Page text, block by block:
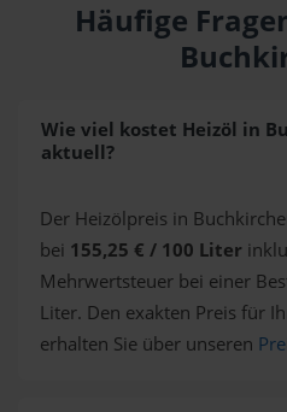
Häufige
Wie viel kostet Heizöl in
aktuell?
Der Heizölpreis in
bei 155,25 € / 100 Liter
Mehrwertsteuer bei einer
Liter. Den exakten Preis für
erhalten Sie über unseren